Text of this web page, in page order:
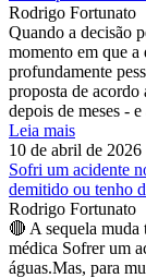
Rodrigo Fortunato
Quando a decisão
momento em que a
profundamente
proposta de acordo
depois de meses -
Leia mais
10 de abril de 2026
Sofri um acidente
demitido ou tenho
Rodrigo Fortunato
🔴 A sequela muda
médica Sofrer um
águas.Mas, para